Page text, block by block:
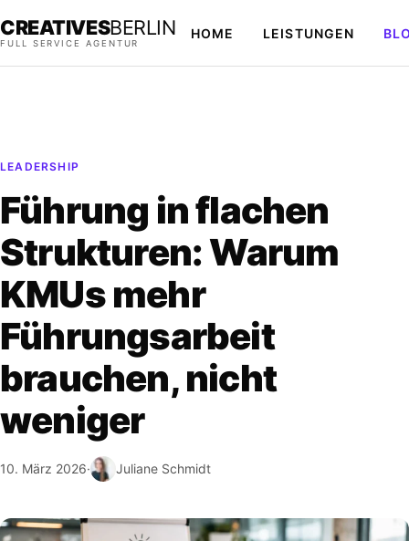
CREATIVESBERLIN
FULL SERVICE AGENTUR
HOME LEISTUNGEN
LEADERSHIP
Führung in flachen
Strukturen: Warum
KMUs mehr
Führungsarbeit
brauchen, nicht
weniger
10. März 2026· Juliane Schmidt